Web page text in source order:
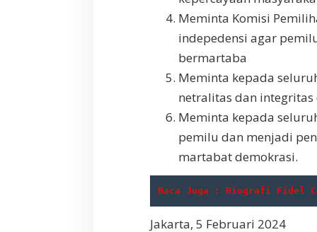
Meminta Komisi
indepedensi agar
bermartaba
Meminta kepada
netralitas dan
Meminta kepada
pemilu dan menjadi
martabat demokrasi.
Baca Juga : Biografi Fidel
Jakarta, 5 Februari 2024